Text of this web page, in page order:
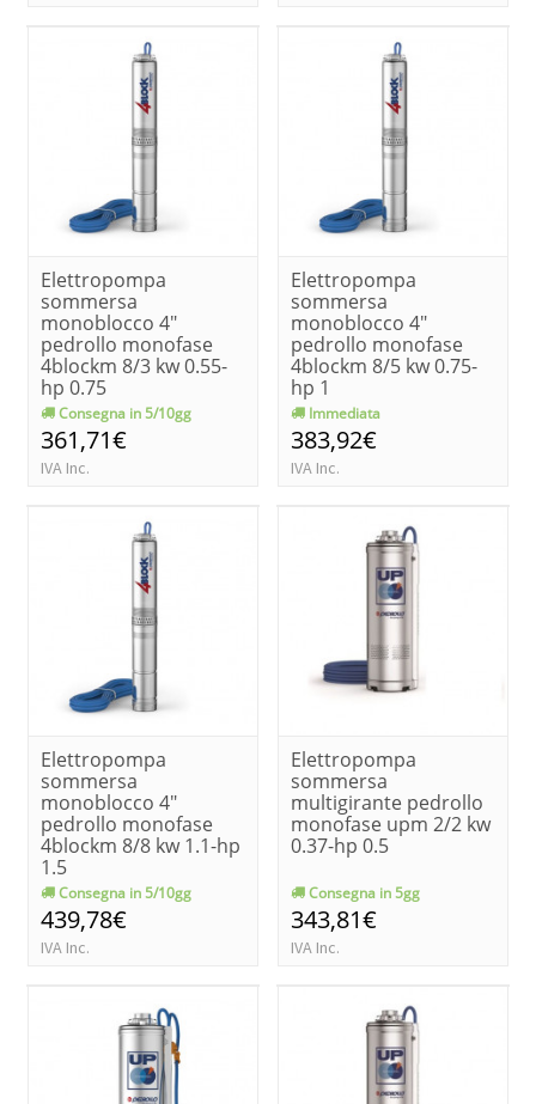
Elettropompa
sommersa
monoblocco 4"
pedrollo monofase
4blockm 8/3 kw 0.55-
hp 0.75
Consegna in 5/10gg
361,71€
IVA Inc.
Elettropompa
sommersa
monoblocco 4"
pedrollo monofase
4blockm 8/5 kw 0.75-
hp 1
Immediata
383,92€
IVA Inc.
Elettropompa
sommersa
monoblocco 4"
pedrollo monofase
4blockm 8/8 kw 1.1-hp
1.5
Consegna in 5/10gg
439,78€
IVA Inc.
Elettropompa
sommersa
multigirante pedrollo
monofase upm 2/2 kw
0.37-hp 0.5
Consegna in 5gg
343,81€
IVA Inc.